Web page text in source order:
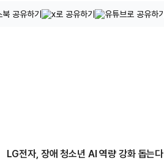
LG전자, 장애 청소년 AI 역량 강화 돕는다